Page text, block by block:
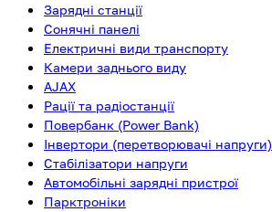
Зарядні станції
Сонячні панелі
Електричні види транспорту
Камери заднього виду
AJAX
Рації та радіостанції
Повербанк (Power Bank)
Інвертори (перетворювачі напруги)
Стабілізатори напруги
Автомобільні зарядні пристрої
Парктроніки